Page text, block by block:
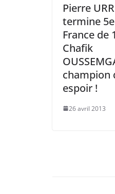
Pierre
termine
France de
Chafik
champion
espoir !
26 avril 2013